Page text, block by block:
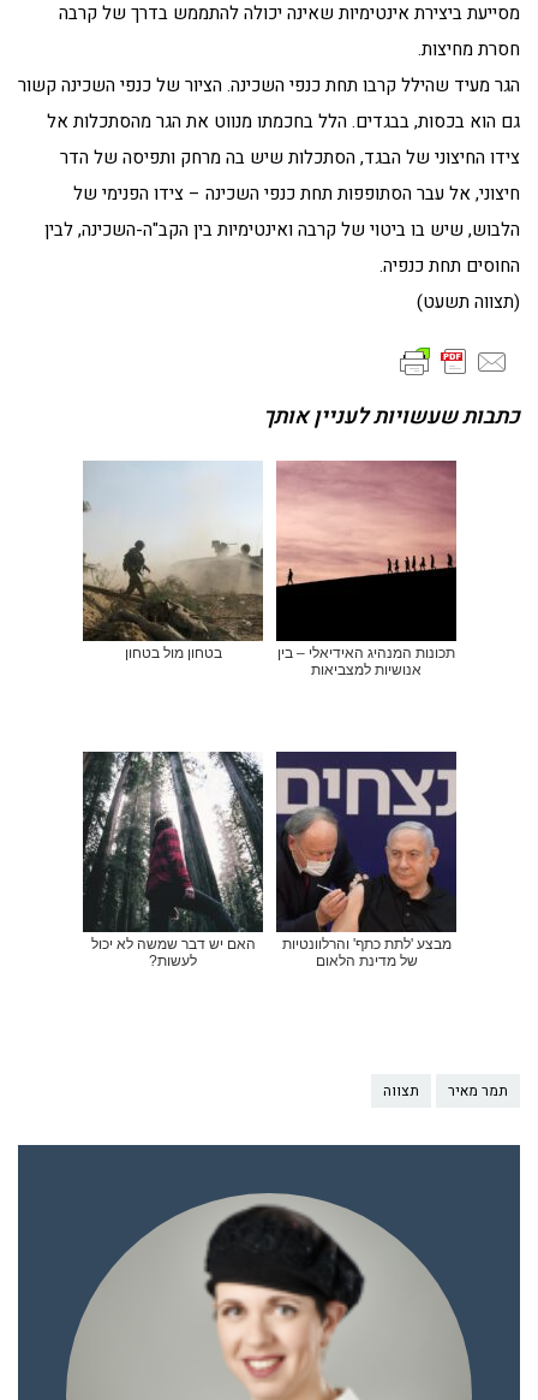
מסייעת ביצירת אינטימיות שאינה יכולה להתממש בדרך של קרבה
חסרת מחיצות.
הגר מעיד שהילל קרבו תחת כנפי השכינה. הציור של כנפי השכינה קשור
גם הוא בכסות, בבגדים. הלל בחכמתו מנווט את הגר מהסתכלות אל
צידו החיצוני של הבגד, הסתכלות שיש בה מרחק ותפיסה של הדר
חיצוני, אל עבר הסתופפות תחת כנפי השכינה – צידו הפנימי של
הלבוש, שיש בו ביטוי של קרבה ואינטימיות בין הקב"ה-השכינה, לבין
החוסים תחת כנפיה.
(תצווה תשעט)
כתבות שעשויות לעניין אותך
תכונות המנהיג האידיאלי – בין
אנושיות למצביאות
בטחון מול בטחון
מבצע 'לתת כתף' והרלוונטיות
של מדינת הלאום
האם יש דבר שמשה לא יכול
לעשות?
תמר מאיר תצווה